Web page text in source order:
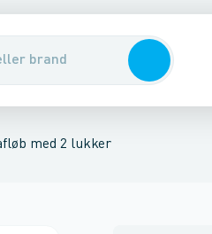
pumpebrønde & ventiler
med 2 lukker
gulvafløb med 2 lukker